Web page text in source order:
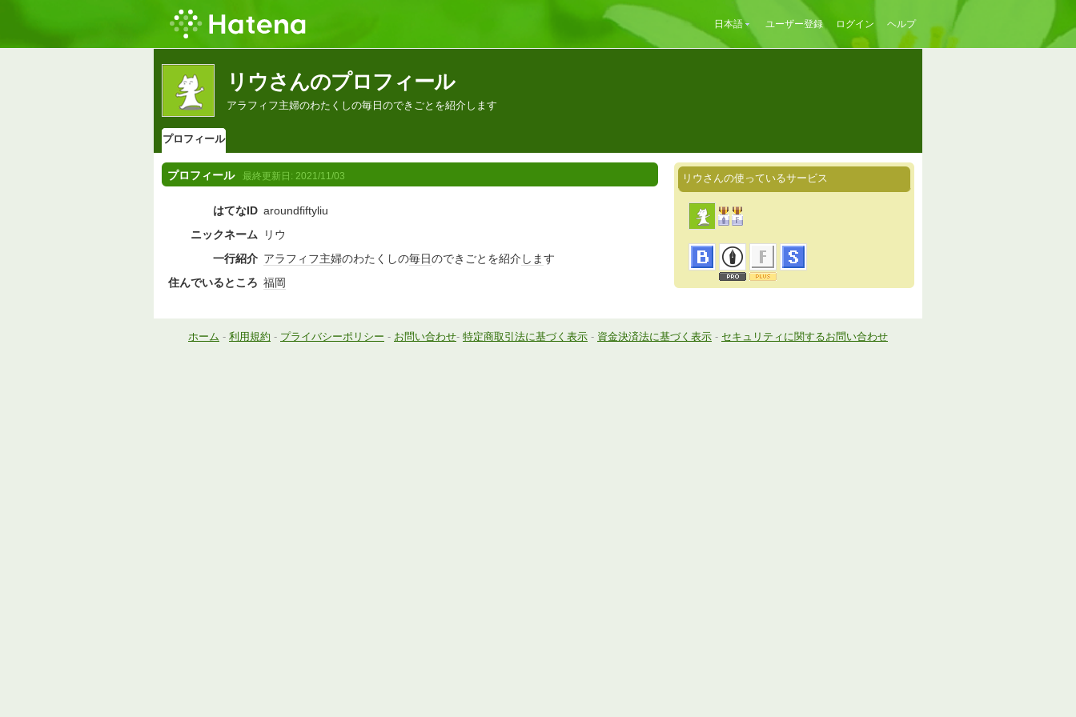
日本語 ユーザー登録 ログイン ヘルプ
リウさんのプロフィール
アラフィフ主婦のわたくしの毎日のできごとを紹介します
プロフィール
プロフィール 最終更新日: 2021/11/03
はてなID aroundfiftyliu
ニックネーム
リウ
一行紹介 アラフィフ主婦のわたくしの毎日のできごとを紹介 します
住んでいるところ 福岡
リウさんの使っているサービス
ホーム - 利用規約 - プライバシーポリシー - お問い合わせ- 特定商取引法に基づく表示 - 資金決済法に基づく表示 - セキュリティに関するお問い合わせ